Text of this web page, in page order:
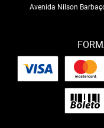
Avenida Nilson